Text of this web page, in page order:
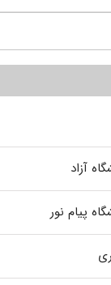
آزاد
پیام نور